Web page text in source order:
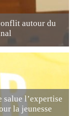
autour du
salue l’expertise
la jeunesse